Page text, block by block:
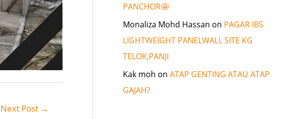
Next Post →
PANCHOR🤩
Monaliza Mohd Hassan on PAGAR IBS
LIGHTWEIGHT PANELWALL SITE KG
TELOK,PANJI
Kak moh on ATAP GENTING ATAU ATAP
GAJAH?